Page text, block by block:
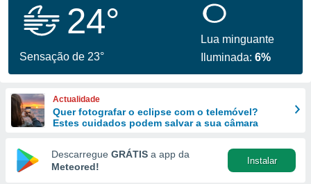
fornecidas
a este
das
e
forma
digital
24°
Sensação de 23°
Lua minguante
Iluminada:6%
Actualidade
Quer fotografar o eclipse com o telemóvel?
Estes cuidados podem salvar a sua câmara
Descarregue GRÁTIS a app da
Meteored!
Instalar